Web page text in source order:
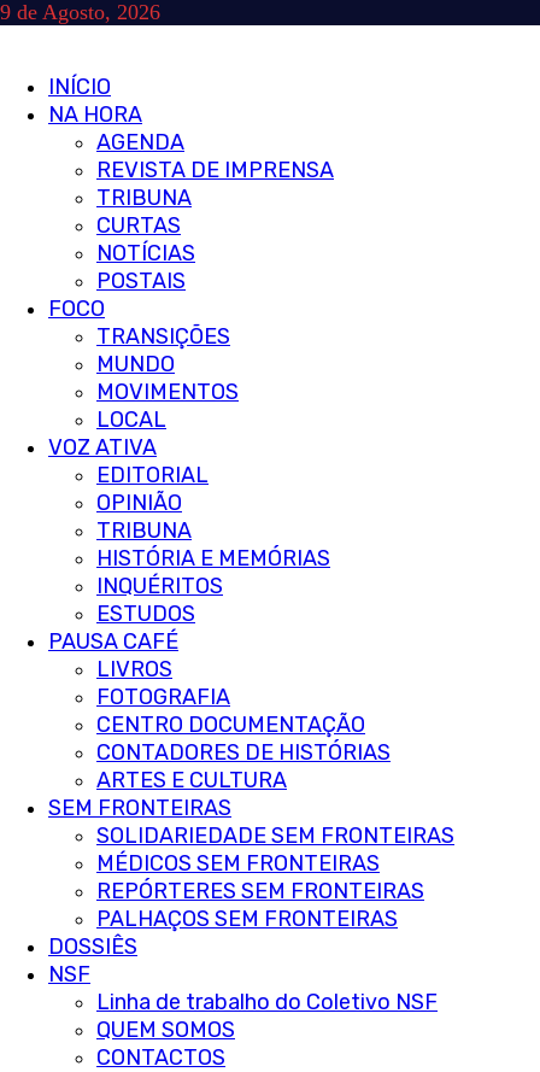
Skip
9 de Agosto, 2026
Primary
Menu
INÍCIO
NA HORA
AGENDA
REVISTA DE IMPRENSA
TRIBUNA
CURTAS
NOTÍCIAS
POSTAIS
FOCO
TRANSIÇÕES
MUNDO
MOVIMENTOS
LOCAL
VOZ ATIVA
EDITORIAL
OPINIÃO
TRIBUNA
HISTÓRIA E MEMÓRIAS
INQUÉRITOS
ESTUDOS
PAUSA CAFÉ
LIVROS
FOTOGRAFIA
CENTRO DOCUMENTAÇÃO
CONTADORES DE HISTÓRIAS
ARTES E CULTURA
SEM FRONTEIRAS
SOLIDARIEDADE SEM FRONTEIRAS
MÉDICOS SEM FRONTEIRAS
REPÓRTERES SEM FRONTEIRAS
PALHAÇOS SEM FRONTEIRAS
DOSSIÊS
NSF
Linha de trabalho do Coletivo NSF
QUEM SOMOS
CONTACTOS